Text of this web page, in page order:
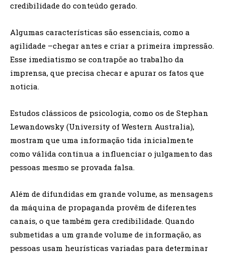
credibilidade do conteúdo gerado.
Algumas características são essenciais, como a
agilidade –chegar antes e criar a primeira impressão.
Esse imediatismo se contrapõe ao trabalho da
imprensa, que precisa checar e apurar os fatos que
noticia.
Estudos clássicos de psicologia, como os de Stephan
Lewandowsky (University of Western Australia),
mostram que uma informação tida inicialmente
como válida continua a influenciar o julgamento das
pessoas mesmo se provada falsa.
Além de difundidas em grande volume, as mensagens
da máquina de propaganda provêm de diferentes
canais, o que também gera credibilidade. Quando
submetidas a um grande volume de informação, as
pessoas usam heurísticas variadas para determinar